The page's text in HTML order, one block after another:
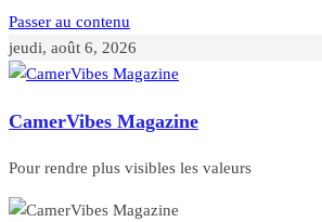
Passer au contenu
jeudi, août 6, 2026
CamerVibes Magazine
Pour rendre plus visibles les valeurs